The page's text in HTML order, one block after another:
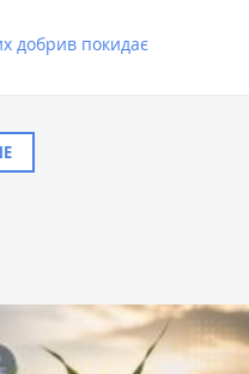
добрив покидає